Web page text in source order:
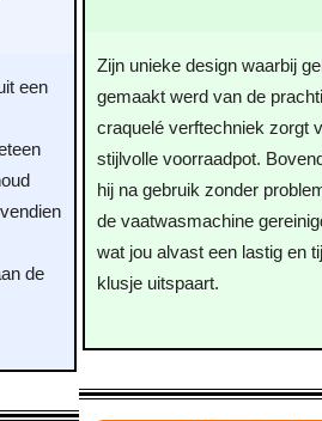
een
de
Zijn unieke design waarbij
gemaakt werd van de
craquelé verftechniek zorgt
stijlvolle voorraadpot.
hij na gebruik zonder
de vaatwasmachine
wat jou alvast een lastig en
klusje uitspaart.